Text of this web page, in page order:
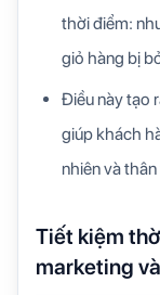
thời điểm:
giỏ hàng bị
Điều này tạo
giúp khách
nhiên và
Tiết kiệm
marketing